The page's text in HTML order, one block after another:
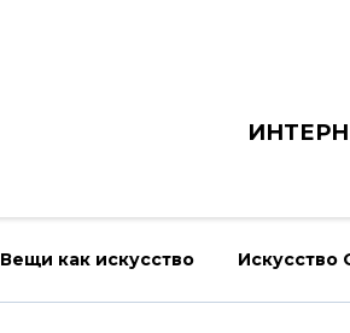
Вещи как искусство Искусство